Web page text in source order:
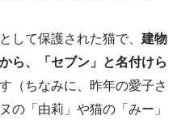
して保護された猫で、 建物
ら、「セブン」と名付けら
（ちなみに、昨年の愛子さ
の「由莉」や猫の「みー」